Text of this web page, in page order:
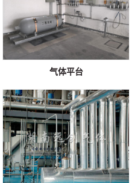
气体平台